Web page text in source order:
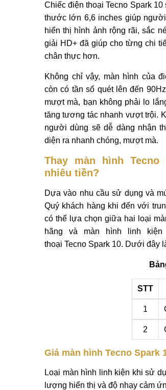
Chiếc điện thoại Tecno Spark
thước lớn 6,6 inches giúp
hiển thị hình ảnh rộng rãi, sắc
giải HD+ đã giúp cho từng chi
chân thực hơn.
Không chỉ vậy, màn hình của
còn có tần số quét lên đến
mượt mà, bạn không phải lo
tăng tương tác nhanh vượt trội.
người dùng sẽ dễ dàng nhận
diện ra nhanh chóng, mượt mà.
Thay màn hình
nhiêu tiền?
Dựa vào nhu cầu sử dụng và
Quý khách hàng khi đến với
có thể lựa chọn giữa hai loại
hãng và màn hình linh
thoại Tecno Spark 10. Dưới đây
STT
1
2
Giá màn hình Tecno Spark
Loại màn hình linh kiện khi sử
lượng hiển thị và độ nhạy cảm